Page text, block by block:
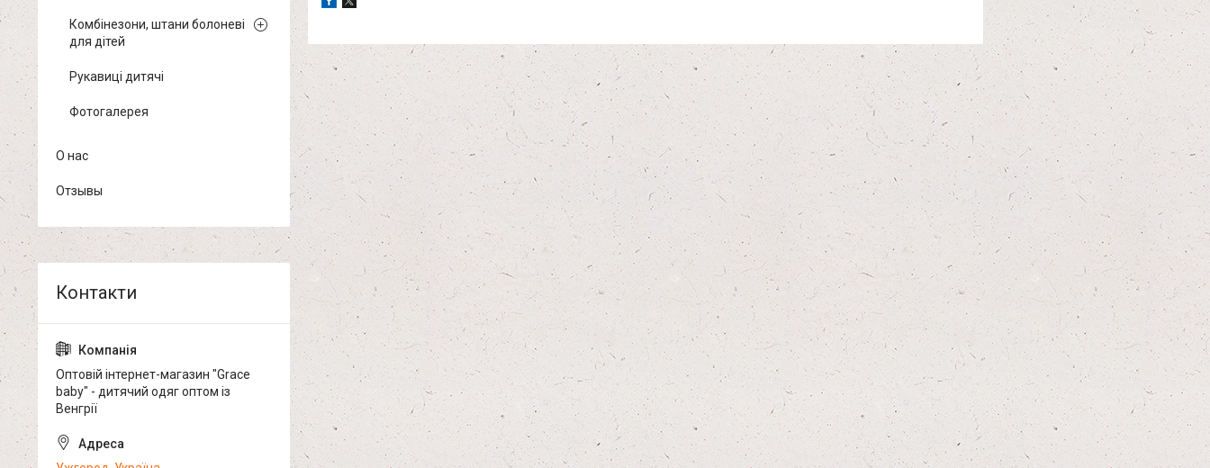
Комбінезони, штани болоневі
для дітей
Рукавиці дитячі
Фотогалерея
О нас
Отзывы
Оптовій інтернет-магазин "Grace
baby" - дитячий одяг оптом із
Венгрії